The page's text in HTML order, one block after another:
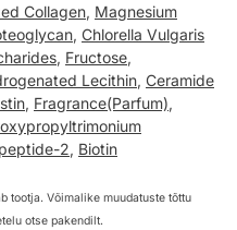
Collagen, Magnesium
, Chlorella Vulgaris
, Fructose,
Lecithin, Ceramide
, Fragrance(Parfum),
2, Biotin
tootja. Võimalike muudatuste tõttu
otse pakendilt.